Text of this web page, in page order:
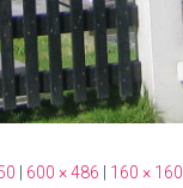
| 600 × 486 | 160 × 160